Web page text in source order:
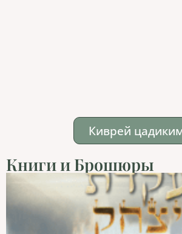
Киврей
Книги и Брошюры